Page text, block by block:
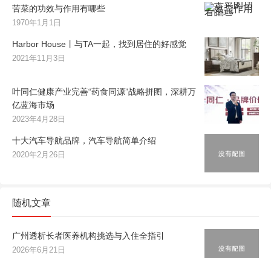
苦菜的功效与作用有哪些
1970年1月1日
Harbor House丨与TA一起，找到居住的好感觉
2021年11月3日
叶同仁健康产业完善“药食同源”战略拼图，深耕万
亿蓝海市场
2023年4月28日
十大汽车导航品牌，汽车导航简单介绍
2020年2月26日
随机文章
广州透析长者医养机构挑选与入住全指引
2026年6月21日